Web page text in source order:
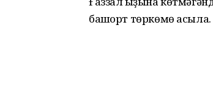
башҡорт төркөмө асыла.